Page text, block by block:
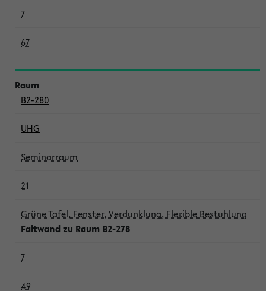
7
67
B2-280
UHG
Seminarraum
21
Grüne Tafel, Fenster, Verdunklung, Flexible Bestuhlung
Faltwand zu Raum B2-278
7
49